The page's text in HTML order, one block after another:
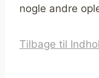
nogle andre
Tilbage til